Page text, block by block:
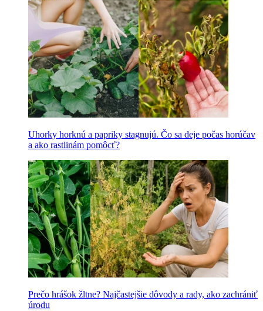
Uhorky horknú a papriky stagnujú. Čo sa deje počas horúčav
a ako rastlinám pomôcť?
Prečo hrášok žltne? Najčastejšie dôvody a rady, ako zachrániť
úrodu